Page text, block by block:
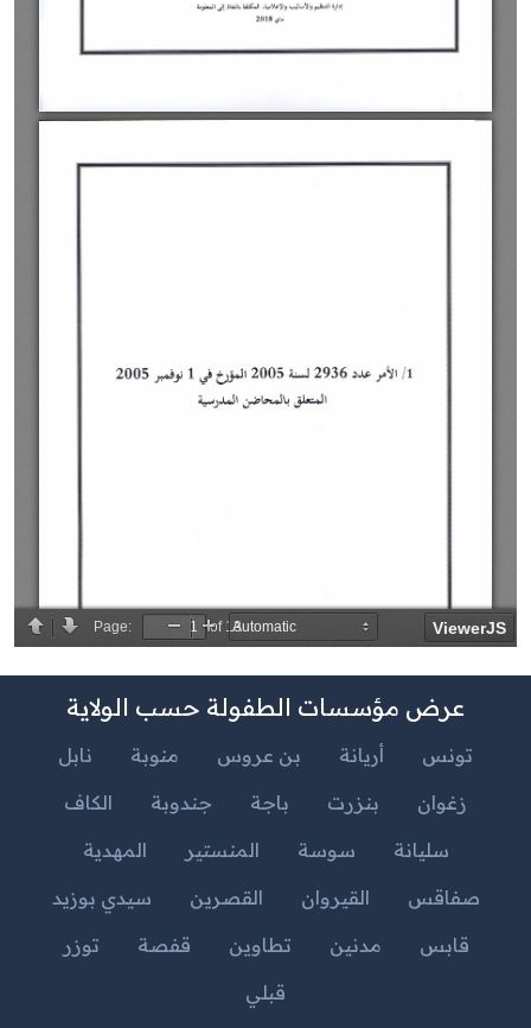
عرض مؤسسات الطفولة حسب الولاية
تونس أريانة بن عروس منوبة
نابل
زغوان
بنزرت باجة جندوبة
الكاف
سليانة
سوسة المنستير
المهدية
صفاقس
القيروان القصرين
سيدي بوزيد
قابس
مدنين تطاوين قفصة
توزر
قبلي